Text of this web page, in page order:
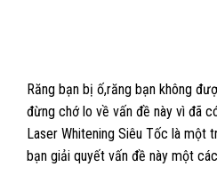
Răng bạn bị ố,răng bạn không
đừng chớ lo về vấn đề này vì đã
Laser Whitening Siêu Tốc là một
bạn giải quyết vấn đề này một